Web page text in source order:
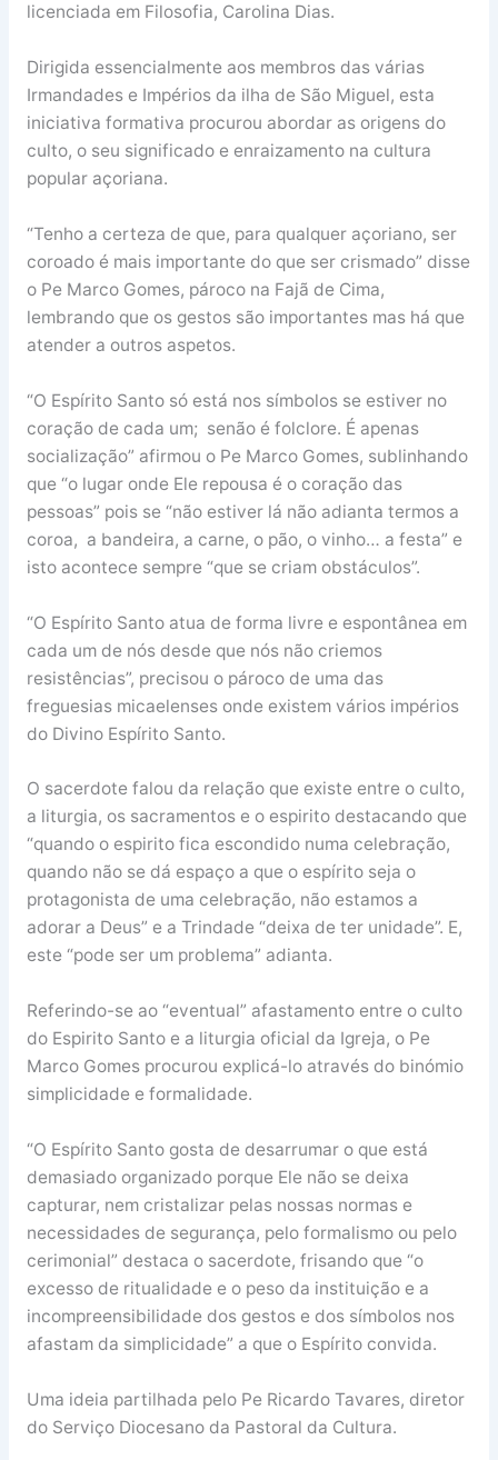
licenciada em Filosofia, Carolina Dias.
Dirigida essencialmente aos membros das várias
Irmandades e Impérios da ilha de São Miguel, esta
iniciativa formativa procurou abordar as origens do
culto, o seu significado e enraizamento na cultura
popular açoriana.
“Tenho a certeza de que, para qualquer açoriano, ser
coroado é mais importante do que ser crismado” disse
o Pe Marco Gomes, pároco na Fajã de Cima,
lembrando que os gestos são importantes mas há que
atender a outros aspetos.
“O Espírito Santo só está nos símbolos se estiver no
coração de cada um; senão é folclore. É apenas
socialização” afirmou o Pe Marco Gomes, sublinhando
que “o lugar onde Ele repousa é o coração das
pessoas” pois se “não estiver lá não adianta termos a
coroa, a bandeira, a carne, o pão, o vinho… a festa” e
isto acontece sempre “que se criam obstáculos”.
“O Espírito Santo atua de forma livre e espontânea em
cada um de nós desde que nós não criemos
resistências”, precisou o pároco de uma das
freguesias micaelenses onde existem vários impérios
do Divino Espírito Santo.
O sacerdote falou da relação que existe entre o culto,
a liturgia, os sacramentos e o espirito destacando que
“quando o espirito fica escondido numa celebração,
quando não se dá espaço a que o espírito seja o
protagonista de uma celebração, não estamos a
adorar a Deus” e a Trindade “deixa de ter unidade”. E,
este “pode ser um problema” adianta.
Referindo-se ao “eventual” afastamento entre o culto
do Espirito Santo e a liturgia oficial da Igreja, o Pe
Marco Gomes procurou explicá-lo através do binómio
simplicidade e formalidade.
“O Espírito Santo gosta de desarrumar o que está
demasiado organizado porque Ele não se deixa
capturar, nem cristalizar pelas nossas normas e
necessidades de segurança, pelo formalismo ou pelo
cerimonial” destaca o sacerdote, frisando que “o
excesso de ritualidade e o peso da instituição e a
incompreensibilidade dos gestos e dos símbolos nos
afastam da simplicidade” a que o Espírito convida.
Uma ideia partilhada pelo Pe Ricardo Tavares, diretor
do Serviço Diocesano da Pastoral da Cultura.